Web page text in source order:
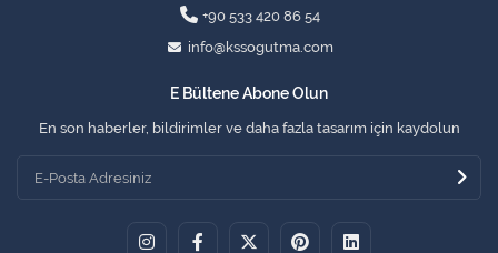
+90 533 420 86 54
info@kssogutma.com
E Bültene Abone Olun
En son haberler, bildirimler ve daha fazla tasarım için kaydolun